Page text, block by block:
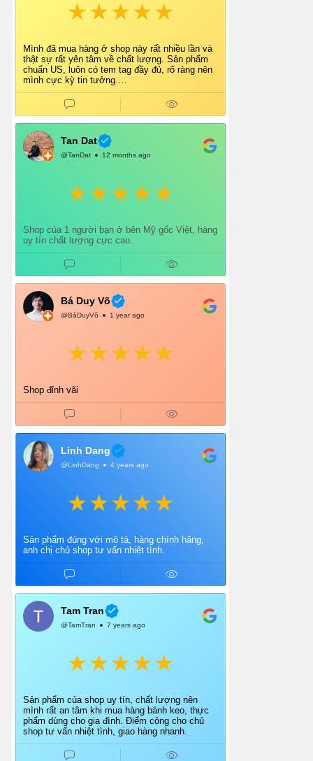
Mình đã mua hàng ở shop này rất nhiều lần và
thật sự rất yên tâm về chất lượng. Sản phẩm
chuẩn US, luôn có tem tag đầy đủ, rõ ràng nên
mình cực kỳ tin tưởng.
Shop tư vấn nhiệt tình, giao hàng nhanh, đóng
gói cẩn thận. Mỗi lần mua đều cảm thấy hài
Chắc chắn mình sẽ tiếp tục ủng hộ shop lâu dài
và giới thiệu thêm cho bạn bè 👍
Tan Dat
@TanDat 12 months ago
Shop của 1 người bạn ở bên Mỹ gốc Việt, hàng
uy tín chất lượng cực cao.
Bá Duy Võ
@BáDuyVõ 1 year ago
Shop đỉnh vãi
Linh Dang
@LinhDang 4 years ago
Sản phẩm đúng với mô tả, hàng chính hãng,
anh chị chủ shop tư vấn nhiệt tình.
Tam Tran
@TamTran 7 years ago
Sản phẩm của shop uy tín, chất lượng nên
mình rất an tâm khi mua hàng bánh keo, thực
phẩm dùng cho gia đình. Điểm cộng cho chủ
shop tư vấn nhiệt tình, giao hàng nhanh.